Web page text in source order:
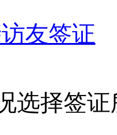
友签证
选择签